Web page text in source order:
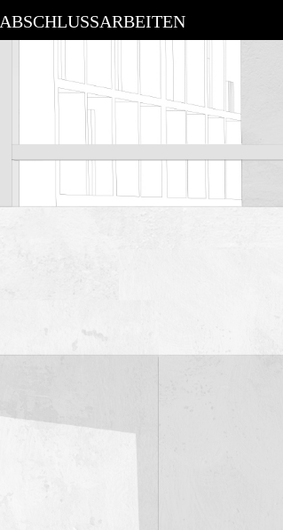
ABSCHLUSSARBEITEN